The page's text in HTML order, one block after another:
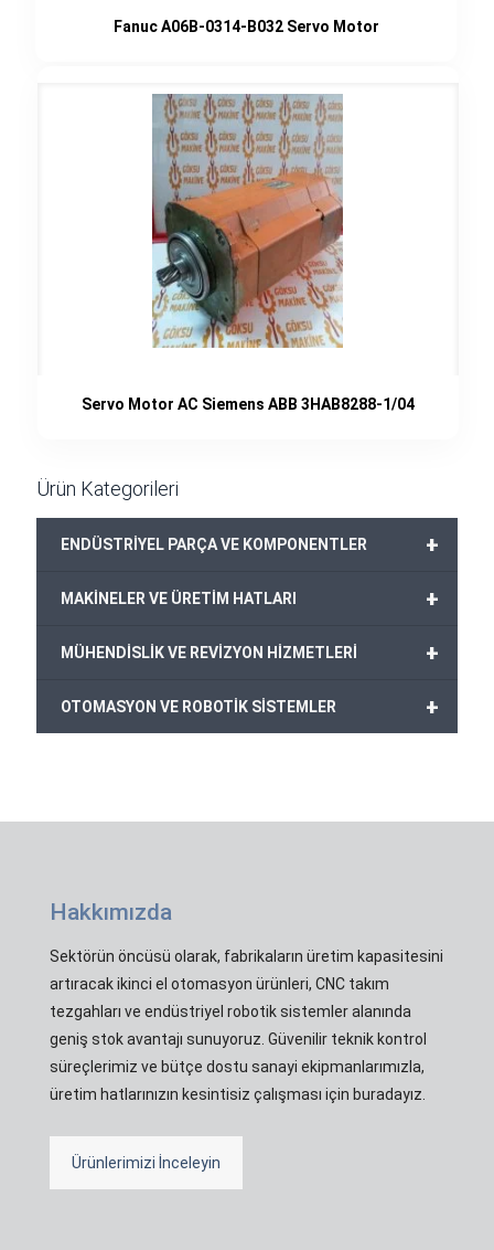
Fanuc A06B-0314-B032 Servo Motor
Servo Motor AC Siemens ABB 3HAB8288-1/04
Ürün Kategorileri
+
ENDÜSTRİYEL PARÇA VE KOMPONENTLER
+
MAKİNELER VE ÜRETİM HATLARI
+
MÜHENDİSLİK VE REVİZYON HİZMETLERİ
+
OTOMASYON VE ROBOTİK SİSTEMLER
Hakkımızda
Sektörün öncüsü olarak, fabrikaların üretim kapasitesini
artıracak ikinci el otomasyon ürünleri, CNC takım
tezgahları ve endüstriyel robotik sistemler alanında
geniş stok avantajı sunuyoruz. Güvenilir teknik kontrol
süreçlerimiz ve bütçe dostu sanayi ekipmanlarımızla,
üretim hatlarınızın kesintisiz çalışması için buradayız.
Ürünlerimizi İnceleyin